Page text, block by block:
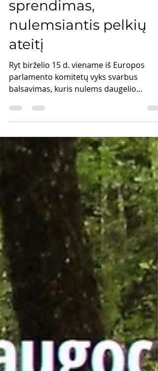
2023-06-14 1 min. skaitymo
Ryt - esminis
sprendimas,
nulemsiantis pelkių
ateitį
Ryt birželio 15 d. viename iš Europos
parlamento komitetų vyks svarbus
balsavimas, kuris nulems daugelio
ekosistemų ateitį Europoje....